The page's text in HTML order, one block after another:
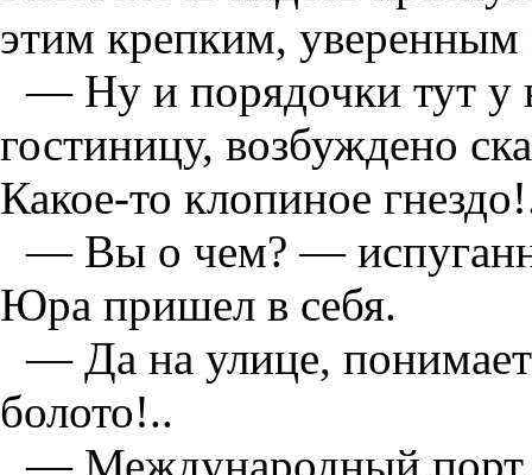
этим крепким,
— Ну и порядочки тут у
гостиницу, возбуждено
Какое-то клопиное
— Вы о чем? —
Юра пришел в себя.
— Да на улице,
болото!..